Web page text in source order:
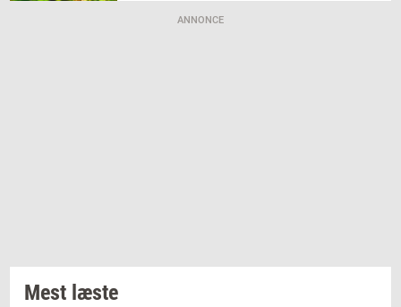
ANNONCE
Mest læste